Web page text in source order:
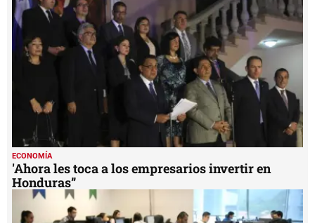
28
seconds
ECONOMÍA
'Ahora les toca a los empresarios invertir en
Honduras”